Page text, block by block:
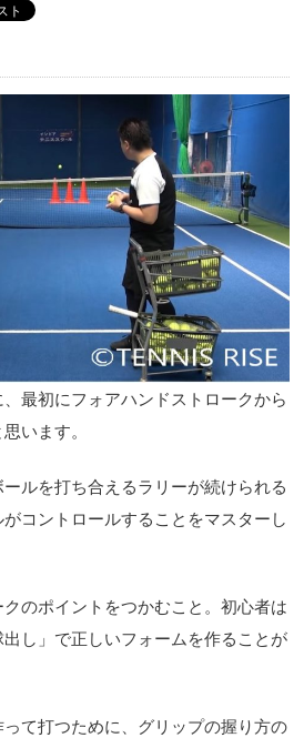
最初にフォアハンドストロークから
います。
ルを打ち合えるラリーが続けられる
コントロールすることをマスターし
のポイントをつかむこと。初心者は
し」で正しいフォームを作ることが
て打つために、グリップの握り方の